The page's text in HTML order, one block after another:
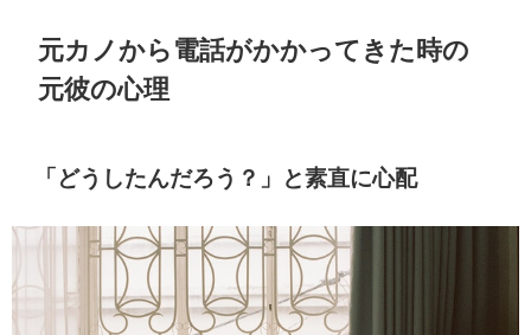
元カノから電話がかかってきた時の
元彼の心理
「どうしたんだろう？」と素直に心配